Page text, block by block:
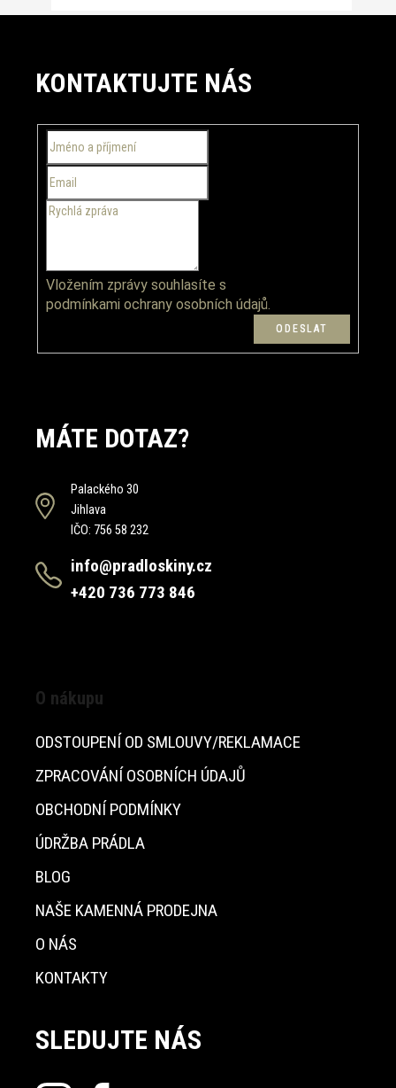
KONTAKTUJTE NÁS
Vložením zprávy souhlasíte s
podmínkami ochrany osobních údajů.
MÁTE DOTAZ?
Palackého 30
Jihlava
IČO: 756 58 232
info@pradloskiny.cz
+420 736 773 846
O nákupu
ODSTOUPENÍ OD SMLOUVY/REKLAMACE
ZPRACOVÁNÍ OSOBNÍCH ÚDAJŮ
OBCHODNÍ PODMÍNKY
ÚDRŽBA PRÁDLA
BLOG
NAŠE KAMENNÁ PRODEJNA
O NÁS
KONTAKTY
SLEDUJTE NÁS